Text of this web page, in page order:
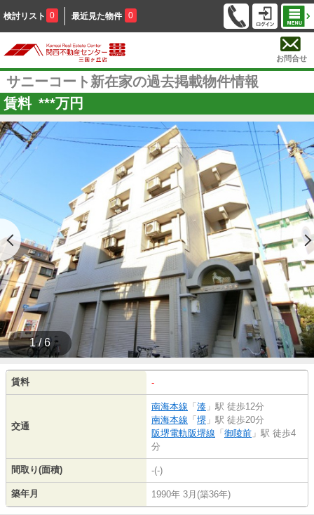
検討リスト 0 最近見た物件 0
お問合せ
サニーコート新在家の過去掲載物件情報
賃料 ***万円
1 / 6
賃料 -
交通
南海本線 「 湊 」駅 徒歩12分
南海本線 「 堺 」駅 徒歩20分
阪堺電軌阪堺線 「 御陵前 」駅 徒歩4
分
間取り(面積) -(-)
築年月 1990年 3月(築36年)